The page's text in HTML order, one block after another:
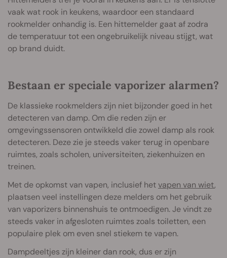
vaak wat rook in keukens, waardoor een standaard
rookmelder onhandig is. Een hittemelder gaat af zodra
de temperatuur tot een ongebruikelijk niveau stijgt, wat
op brand duidt.
Bestaan er speciale vaporizer alarmen?
De klassieke rookmelders zijn niet bijzonder goed in het
detecteren van damp. Om die reden zijn er
omgevingssensoren ontwikkeld die zowel damp als rook
detecteren. Deze zie je steeds vaker terug in openbare
ruimtes, zoals scholen, universiteiten, ziekenhuizen en
treinen.
Met de opkomst van vapen, inclusief hetvapen van wiet,
plaatsen veel instellingen deze melders om het gebruik
van vaporizers binnenshuis te ontmoedigen. Je vindt ze
steeds vaker in afgesloten ruimtes zoals toiletten, een
populaire plek om even snel stiekem te vapen.
Dampdeeltjes zijn kleiner dan rook, dus er zijn